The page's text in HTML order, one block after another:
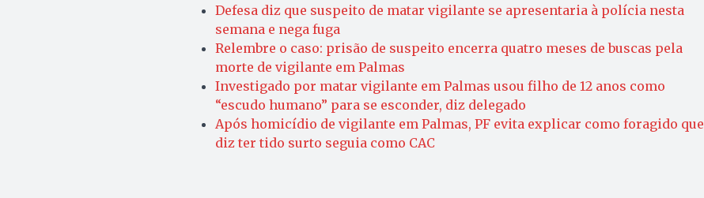
Defesa diz que suspeito de matar vigilante se apresentaria à polícia nesta
semana e nega fuga
Relembre o caso: prisão de suspeito encerra quatro meses de buscas pela
morte de vigilante em Palmas
Investigado por matar vigilante em Palmas usou filho de 12 anos como
“escudo humano” para se esconder, diz delegado
Após homicídio de vigilante em Palmas, PF evita explicar como foragido que
diz ter tido surto seguia como CAC